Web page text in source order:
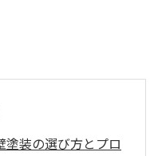
装の選び方とプロ